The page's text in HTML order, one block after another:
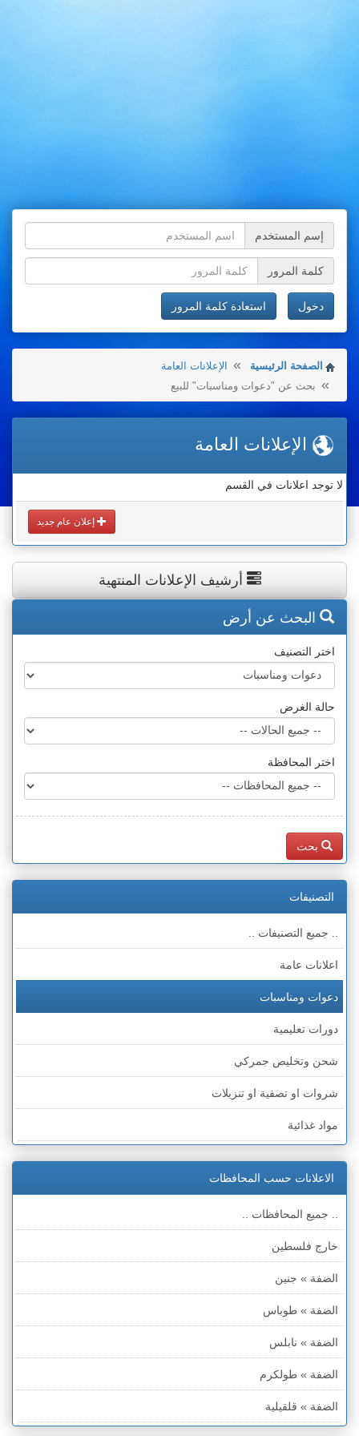
إسم المستخدم
كلمة المرور
دخول استعادة كلمة المرور
الصفحة الرئيسية
الإعلانات العامة
بحث عن "دعوات ومناسبات" للبيع
الإعلانات العامة
لا توجد اعلانات في القسم
إعلان عام جديد
أرشيف الإعلانات المنتهية
البحث عن أرض
اختر التصنيف
حالة الغرض
اختر المحافظة
بحث
التصنيفات
.. جميع التصنيفات ..
اعلانات عامة
دعوات ومناسبات
دورات تعليمية
شحن وتخليص جمركي
شروات او تصفية او تنزيلات
مواد غذائية
كمبيوترات وملحقاتها
اتصالات وهواتف وملحقاتها
اجهزة انذار ومراقبة
اجهزة طبية
آلات موسيقية
معدات والات متنوعة
ملابس وأحذية
الاعلانات حسب المحافظات
.. جميع المحافظات ..
خارج فلسطين
الضفة » جنين
الضفة » طوباس
الضفة » نابلس
الضفة » طولكرم
الضفة » قلقيلية